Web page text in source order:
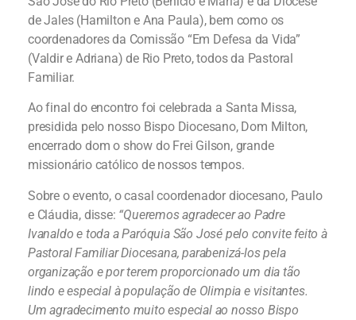
de Jales (Hamilton e Ana Paula), bem como os
coordenadores da Comissão “Em Defesa da Vida”
(Valdir e Adriana) de Rio Preto, todos da Pastoral
Familiar.
Ao final do encontro foi celebrada a Santa Missa,
presidida pelo nosso Bispo Diocesano, Dom Milton,
encerrado dom o show do Frei Gilson, grande
missionário católico de nossos tempos.
Sobre o evento, o casal coordenador diocesano, Paulo
e Cláudia, disse: “Queremos agradecer ao Padre
Ivanaldo e toda a Paróquia São José pelo convite feito à
Pastoral Familiar Diocesana, parabenizá-los pela
organização e por terem proporcionado um dia tão
lindo e especial à população de Olimpia e visitantes.
Um agradecimento muito especial ao nosso Bispo